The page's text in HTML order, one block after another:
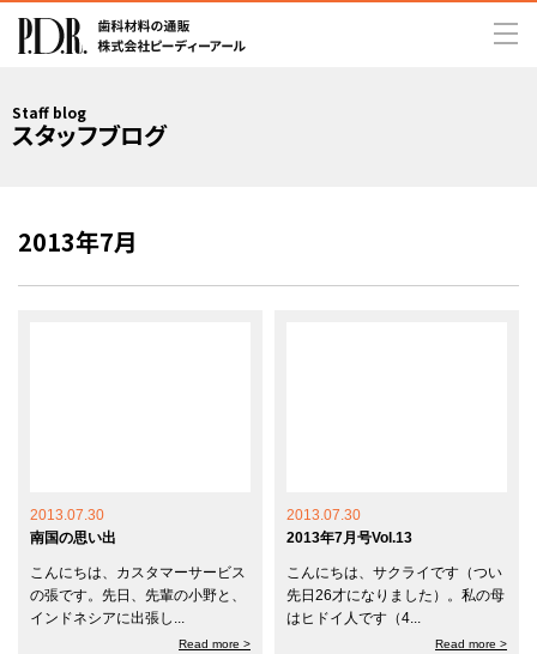
Staff blog
スタッフブログ
2013年7月
2013.07.30
南国の思い出
こんにちは、カスタマーサービス
の張です。先日、先輩の小野と、
インドネシアに出張し...
Read more >
2013.07.30
2013年7月号Vol.13
こんにちは、サクライです（つい
先日26才になりました）。私の母
はヒドイ人です（4...
Read more >